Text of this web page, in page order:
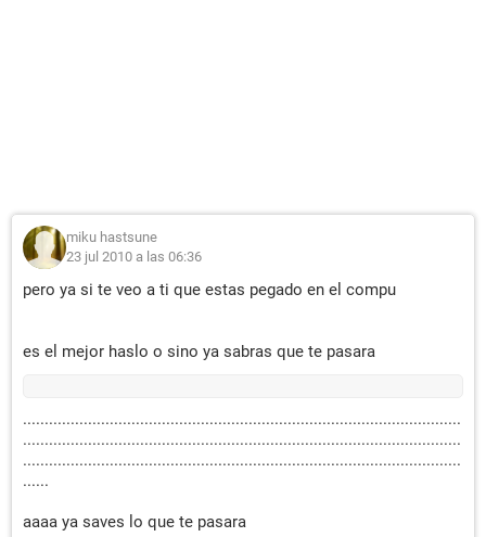
miku hastsune
23 jul 2010 a las 06:36
pero ya si te veo a ti que estas pegado en el compu
es el mejor haslo o sino ya sabras que te pasara
.....................................................................................................
.....................................................................................................
.....................................................................................................
......
aaaa ya saves lo que te pasara